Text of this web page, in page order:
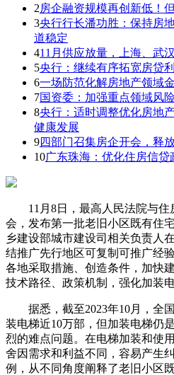
2房企融资规模再创新低！
3央行行长潘功胜：保持房
道稳定
411月供应放量，上海、武
5央行：继续有序拓宽房贷
6一场防范化解房地产领域
7国资委：加强重点领域风
8央行：适时调整优化房地
健康发展
9四部门召集房企开会，释
10广东珠海：优化住房信
11月8日，最高人民法院与住
会，发布第一批老旧小区既有住
乡建设部城市建设司相关负责人
结推广先行地区可复制可推广经
各地采取措施、创造条件，加快
技术路径、政策机制，强化加装
据悉，截至2023年10月，全
装电梯近10万部，但加装电梯仍
烈的难点问题。在电梯加装和使
舍因需求和利益不同，容易产生
例，从不同角度阐释了老旧小区